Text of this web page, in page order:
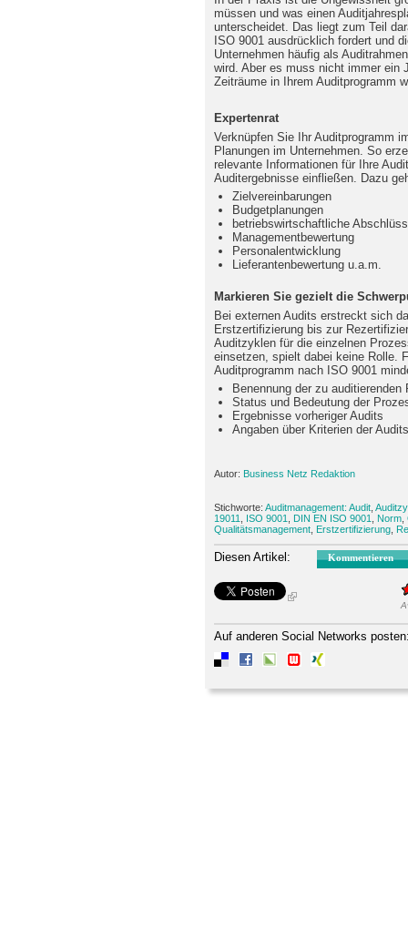
müssen und was einen
unterscheidet. Das liegt zum Teil
ISO 9001 ausdrücklich fordert und
Unternehmen häufig als
wird. Aber es muss nicht immer ein
Zeiträume in Ihrem Auditprogramm
Expertenrat
Verknüpfen Sie Ihr Auditprogramm
Planungen im Unternehmen. So
relevante Informationen für Ihre
Auditergebnisse einfließen. Dazu
Zielvereinbarungen
Budgetplanungen
betriebswirtschaftliche
Managementbewertung
Personalentwicklung
Lieferantenbewertung u.a.m.
Markieren Sie gezielt die
Bei externen Audits erstreckt sich
Erstzertifizierung bis zur
Auditzyklen für die einzelnen
einsetzen, spielt dabei keine Rolle.
Auditprogramm nach ISO 9001
Benennung der zu
Status und Bedeutung der
Ergebnisse vorheriger Audits
Angaben über Kriterien der
Autor: Business Netz Redaktion
Stichworte: Auditmanagement: Audit
19011
ISO 9001 DIN EN ISO 9001 Norm
Qualitätsmanagement Erstzertifizierung
Diesen Artikel: Kommentieren
Auf anderen Social Networks